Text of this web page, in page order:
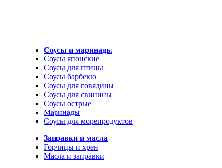
Соусы и маринады
Соусы японские
Соусы для птицы
Соусы барбекю
Соусы для говядины
Соусы для свинины
Соусы острые
Маринады
Соусы для морепродуктов
Заправки и масла
Горчицы и хрен
Масла и заправки